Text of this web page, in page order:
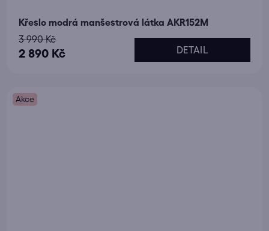
Křeslo modrá manšestrová látka AKR152M
2 890 Kč
3 990 Kč
DETAIL
Akce